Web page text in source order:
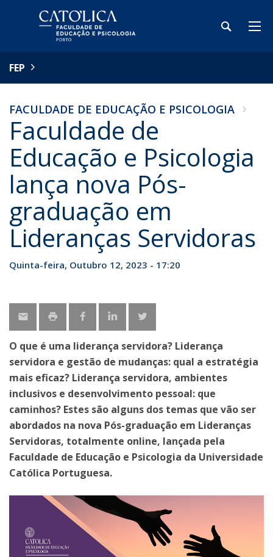
FEP
FACULDADE DE EDUCAÇÃO E PSICOLOGIA
Faculdade de
Educação e Psicologia
lança nova Pós-
graduação em
Lideranças Servidoras
Quinta-feira, Outubro 12, 2023 - 17:20
O que é uma liderança servidora? Liderança
servidora e gestão de mudanças: qual a estratégia
mais eficaz? Liderança servidora, ambientes
inclusivos e desenvolvimento pessoal: que
caminhos? Estes são alguns dos temas que vão ser
abordados na nova Pós-graduação em Lideranças
Servidoras, totalmente online, lançada pela
Faculdade de Educação e Psicologia da Universidade
Católica Portuguesa.